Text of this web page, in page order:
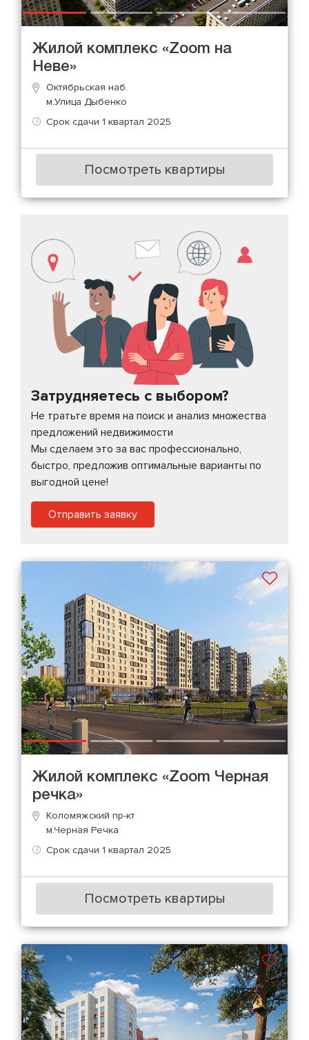
Жилой комплекс «Zoom на
Неве»
Октябрьская наб.
м.Улица Дыбенко
Срок сдачи 1 квартал 2025
Посмотреть квартиры
Затрудняетесь с выбором?
Не тратьте время на поиск и анализ множества
предложений недвижимости
Мы сделаем это за вас профессионально,
быстро, предложив оптимальные варианты по
выгодной цене!
Отправить заявку
Жилой комплекс «Zoom Черная
речка»
Коломяжский пр-кт
м.Черная Речка
Срок сдачи 1 квартал 2025
Посмотреть квартиры